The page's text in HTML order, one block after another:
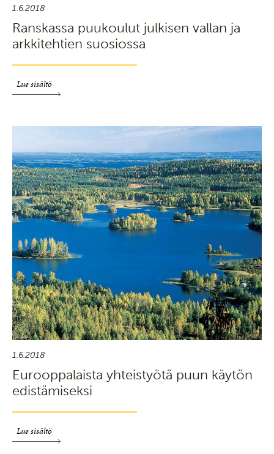
1.6.2018
Ranskassa puukoulut julkisen vallan ja
arkkitehtien suosiossa
Lue sisältö
1.6.2018
Eurooppalaista yhteistyötä puun käytön
edistämiseksi
Lue sisältö